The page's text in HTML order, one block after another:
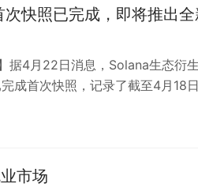
快照已完成，即将推出
据4月22日消息，Solana生态衍
成首次快照，记录了截至4月18
市场